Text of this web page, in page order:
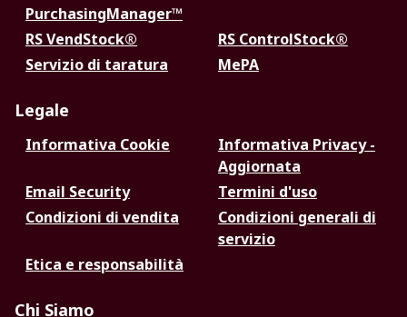
PurchasingManager™
RS VendStock®
RS ControlStock®
Servizio di taratura
MePA
Legale
Informativa Cookie
Informativa Privacy -
Aggiornata
Email Security
Termini d'uso
Condizioni di vendita
Condizioni generali di
servizio
Etica e responsabilità
Chi Siamo